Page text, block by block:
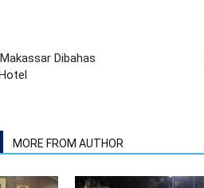
Dibahas
MORE FROM AUTHOR